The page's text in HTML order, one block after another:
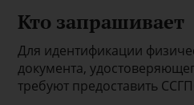
Кто запрашивает
Для идентификации
документа,
требуют предоставить